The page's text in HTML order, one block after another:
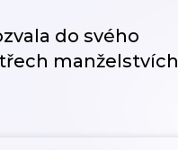
do svého
manželstvích